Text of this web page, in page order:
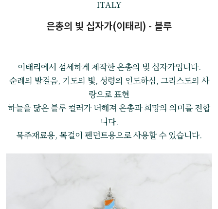
ITALY
은총의 빛 십자가(이태리) - 블루
이태리에서 섬세하게 제작한 은총의 빛 십자가입니다.
순례의 발걸음, 기도의 빛, 성령의 인도하심, 그리스도의 사
랑으로 표현
하늘을 닮은 블루 컬러가 더해져 은총과 희망의 의미를 전합
니다.
묵주재료용, 목걸이 펜던트용으로 사용할 수 있습니다.